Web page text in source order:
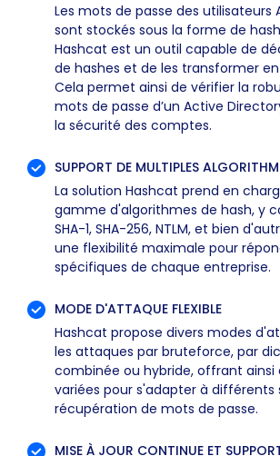
Les mots de passe des utilisateurs
sont stockés sous la forme de
Hashcat est un outil capable de
de hashes et de les transformer
Cela permet ainsi de vérifier la
mots de passe d’un Active
la sécurité des comptes.
SUPPORT DE MULTIPLES
La solution Hashcat prend en
gamme d'algorithmes de hash, y
SHA-1, SHA-256, NTLM, et bien
une flexibilité maximale pour
spécifiques de chaque entreprise.
MODE D'ATTAQUE FLEXIBLE
Hashcat propose divers modes
les attaques par bruteforce, par
combinée ou hybride, offrant ainsi
variées pour s'adapter à différents
récupération de mots de passe.
MISE À JOUR CONTINUE ET